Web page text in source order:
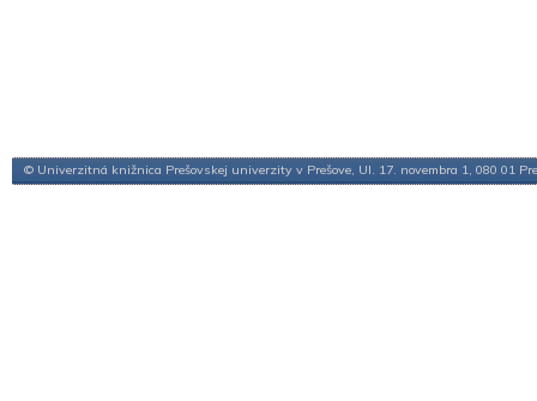
© Univerzitná knižnica Prešovskej univerzity v Prešove, Ul. 17. novembra 1, 080 01